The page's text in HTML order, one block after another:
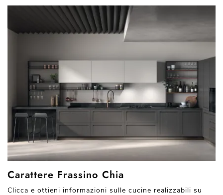
Carattere Frassino Chia
Clicca e ottieni informazioni sulle cucine realizzabili su